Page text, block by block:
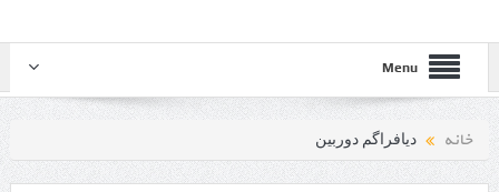
Menu
خانه دیافراگم دوربین